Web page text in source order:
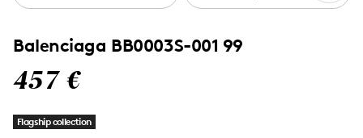
Balenciaga BB0003S-001 99
457 €
Flagship collection